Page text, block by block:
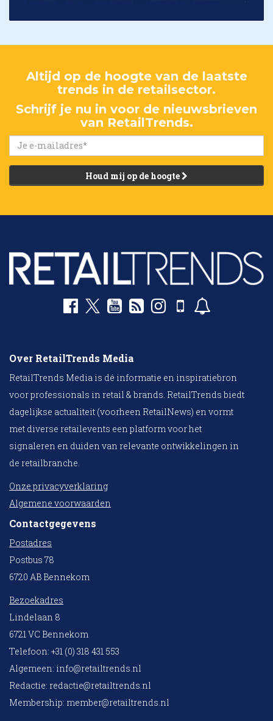
Altijd op de hoogte van de laatste
trends in de retailsector.
Schrijf je nu in voor de nieuwsbrieven
van RetailTrends.
Houd mij op de hoogte
Over RetailTrends Media
RetailTrends Media is dé informatie en inspiratiebron
voor professionals in retail & brands. RetailTrends biedt
dagelijkse actualiteit (voorheen RetailNews) en vormt
met diverse retailevents een platform voor het
signaleren en duiden van relevante ontwikkelingen in
de retailbranche.
Onze privacyverklaring
Algemene voorwaarden
Contactgegevens
Postadres
Postbus 78
6720 AB Bennekom
Bezoekadres
Lindelaan 8
6721 VC Bennekom
Telefoon: +31 (0) 318 431 553
Algemeen: info@retailtrends.nl
Redactie: redactie@retailtrends.nl
Membership: member@retailtrends.nl